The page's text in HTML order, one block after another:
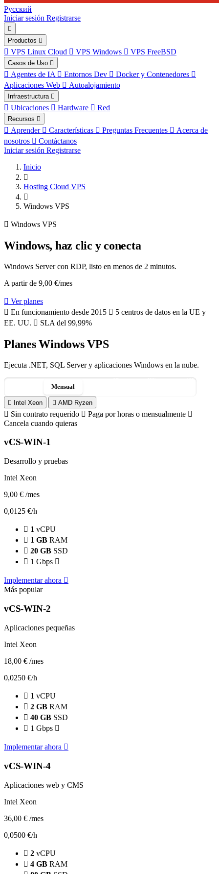
Русский
Iniciar sesión Registrarse
Productos
VPS Linux Cloud VPS Windows VPS FreeBSD
Casos de Uso
Agentes de IA Entornos Dev
Docker y Contenedores
Aplicaciones Web
Autoalojamiento
Infraestructura
Ubicaciones Hardware Red
Recursos
Aprender Características Preguntas Frecuentes
Acerca de
nosotros
Contáctanos
Iniciar sesión Registrarse
Inicio
Hosting Cloud VPS
Windows VPS
Windows VPS
Windows, haz clic y conecta
Windows Server con RDP, listo en menos de 2 minutos.
A partir de 9,00 €/mes
Ver planes
En funcionamiento desde 2015
5 centros de datos en la UE y
EE. UU.
SLA del 99,99%
Planes Windows VPS
Ejecuta .NET, SQL Server y aplicaciones Windows en la nube.
Mensual
-15%
Intel Xeon AMD Ryzen
Sin contrato requerido
Paga por horas o mensualmente
Cancela cuando quieras
vCS-WIN-1
Desarrollo y pruebas
Intel Xeon
9,00 € /mes
0,0125 €/h
1 vCPU
1 GB RAM
20 GB SSD
1 Gbps
Implementar ahora
Más popular
vCS-WIN-2
Aplicaciones pequeñas
Intel Xeon
18,00 € /mes
0,0250 €/h
1 vCPU
2 GB RAM
40 GB SSD
1 Gbps
Implementar ahora
vCS-WIN-4
Aplicaciones web y CMS
Intel Xeon
36,00 € /mes
0,0500 €/h
2 vCPU
4 GB RAM